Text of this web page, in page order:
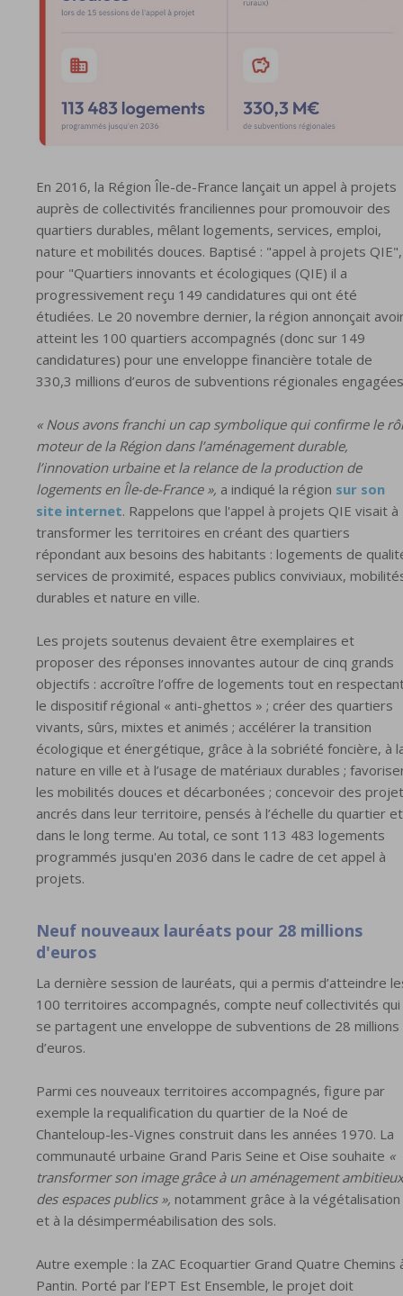
En 2016, la Région Île-de-France lançait un appel à projets
auprès de collectivités franciliennes pour promouvoir des
quartiers durables, mêlant logements, services, emploi,
nature et mobilités douces. Baptisé : "appel à projets QIE",
pour "Quartiers innovants et écologiques (QIE) il a
progressivement reçu 149 candidatures qui ont été
étudiées. Le 20 novembre dernier, la région annonçait
atteint les 100 quartiers accompagnés (donc sur 149
candidatures) pour une enveloppe financière totale de
330,3 millions d’euros de subventions régionales
« Nous avons franchi un cap symbolique qui confirme le
moteur de la Région dans l’aménagement durable,
l’innovation urbaine et la relance de la production de
logements en Île-de-France », a indiqué la région sur son
site internet. Rappelons que l'appel à projets QIE visait à
transformer les territoires en créant des quartiers
répondant aux besoins des habitants : logements de
services de proximité, espaces publics conviviaux,
durables et nature en ville.
Les projets soutenus devaient être exemplaires et
proposer des réponses innovantes autour de cinq grands
objectifs : accroître l’offre de logements tout en
le dispositif régional « anti-ghettos » ; créer des quartiers
vivants, sûrs, mixtes et animés ; accélérer la transition
écologique et énergétique, grâce à la sobriété foncière, à
nature en ville et à l’usage de matériaux durables ;
les mobilités douces et décarbonées ; concevoir des
ancrés dans leur territoire, pensés à l’échelle du quartier et
dans le long terme. Au total, ce sont 113 483 logements
programmés jusqu'en 2036 dans le cadre de cet appel à
projets.
Neuf nouveaux lauréats pour 28 millions
d'euros
La dernière session de lauréats, qui a permis d’atteindre
100 territoires accompagnés, compte neuf collectivités qui
se partagent une enveloppe de subventions de 28 millions
d’euros.
Parmi ces nouveaux territoires accompagnés, figure par
exemple la requalification du quartier de la Noé de
Chanteloup-les-Vignes construit dans les années 1970. La
communauté urbaine Grand Paris Seine et Oise souhaite «
transformer son image grâce à un aménagement ambitieux
des espaces publics », notamment grâce à la végétalisation
et à la désimperméabilisation des sols.
Autre exemple : la ZAC Ecoquartier Grand Quatre Chemins
Pantin. Porté par l’EPT Est Ensemble, le projet doit